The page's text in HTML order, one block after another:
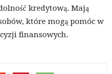
kredytową. Mają
które mogą pomóc w
finansowych.